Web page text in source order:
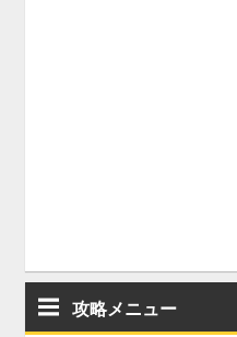
攻略メニュー